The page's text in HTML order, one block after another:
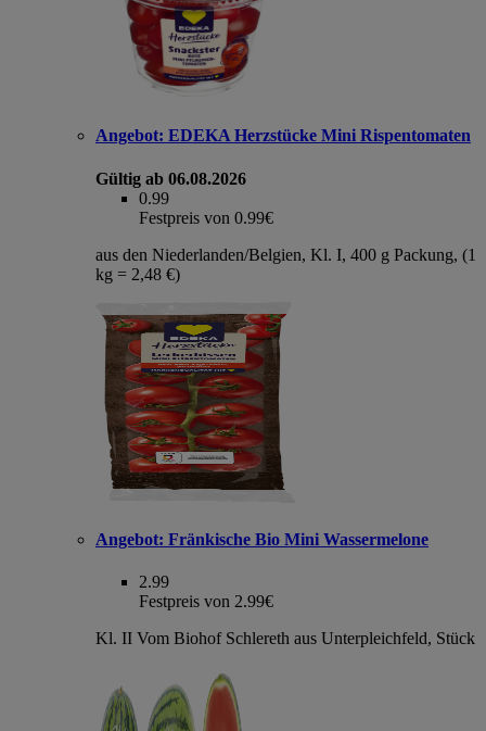
Angebot: EDEKA Herzstücke Mini Rispentomaten
Gültig ab 06.08.2026
0.99
Festpreis von 0.99€
aus den Niederlanden/Belgien, Kl. I, 400 g Packung, (1
kg = 2,48 €)
Angebot: Fränkische Bio Mini Wassermelone
2.99
Festpreis von 2.99€
Kl. II Vom Biohof Schlereth aus Unterpleichfeld, Stück